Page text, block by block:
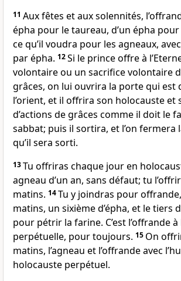
11 Aux fêtes et aux solennités,
épha pour le taureau, d’un épha
ce qu’il voudra pour les agneaux,
par épha. 12Si le prince offre à
volontaire ou un sacrifice volontaire
grâces, on lui ouvrira la porte qui est
l’orient, et il offrira son holocauste et
d’actions de grâces comme il doit le
sabbat; puis il sortira, et l’on fermera
qu’il sera sorti.
13Tu offriras chaque jour en
agneau d’un an, sans défaut; tu
matins. 14Tu y joindras pour
matins, un sixième d’épha, et le tiers
pour pétrir la farine. C’est l’offrande à
perpétuelle, pour toujours. 15 On
matins, l’agneau et l’offrande avec
holocauste perpétuel.